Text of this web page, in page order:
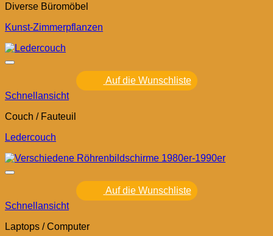
Diverse Büromöbel
Kunst-Zimmerpflanzen
Auf die Wunschliste
Schnellansicht
Couch / Fauteuil
Ledercouch
Auf die Wunschliste
Schnellansicht
Laptops / Computer